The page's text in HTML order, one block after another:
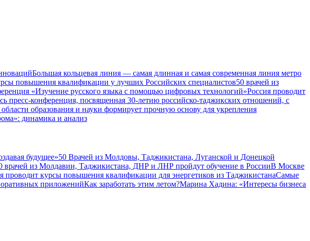
Большая кольцевая линия — самая длинная и самая современная линия метро
повышения квалификации у лучших Российских специалистов50 врачей из
«Изучение русского языка с помощью цифровых технологий»Россия проводит
пресс-конференция, посвященная 30-летию российско-таджикских отношений, с
образования и науки формирует прочную основу для укрепления
динамика и анализ
будущее»50 Врачей из Молдовы, Таджикистана, Луганской и Донецкой
врачей из Молдавии, Таджикистана, ДНР и ЛНР пройдут обучение в РоссииВ Москве
проводит курсы повышения квалификации для энергетиков из ТаджикистанаСамые
приложенийКак заработать этим летом?Марина Хадина: «Интересы бизнеса